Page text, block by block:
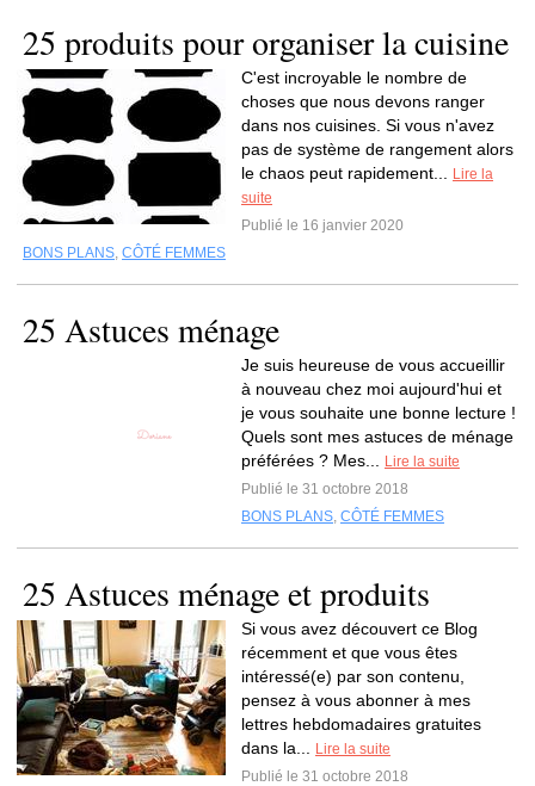
25 produits pour organiser la cuisine
C'est incroyable le nombre de
choses que nous devons ranger
dans nos cuisines. Si vous n'avez
pas de système de rangement alors
le chaos peut rapidement...
Lire la
suite
Publié le 16 janvier 2020
BONS PLANS, CÔTÉ FEMMES
25 Astuces ménage
Je suis heureuse de vous accueillir
à nouveau chez moi aujourd'hui et
je vous souhaite une bonne lecture !
Quels sont mes astuces de ménage
préférées ? Mes...
Lire la suite
Publié le 31 octobre 2018
BONS PLANS, CÔTÉ FEMMES
25 Astuces ménage et produits
Si vous avez découvert ce Blog
récemment et que vous êtes
intéressé(e) par son contenu,
pensez à vous abonner à mes
lettres hebdomadaires gratuites
dans la...
Lire la suite
Publié le 31 octobre 2018